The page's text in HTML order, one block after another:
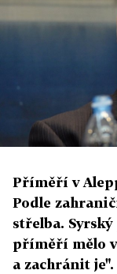
Příměří v
Podle
střelba.
příměří mělo
a zachránit